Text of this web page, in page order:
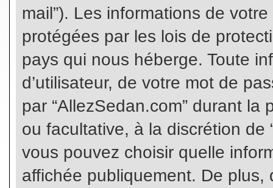
mail”). Les informations de
protégées par les lois de
pays qui nous héberge. Toute
d’utilisateur, de votre mot de
par “AllezSedan.com” durant la
ou facultative, à la discrétion de
vous pouvez choisir quelle
affichée publiquement. De plus,